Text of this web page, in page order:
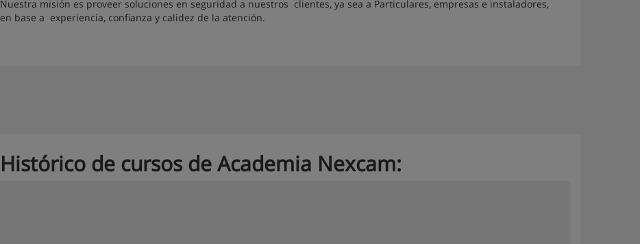
Nuestra misión es proveer soluciones en seguridad a nuestros clientes, ya sea a Particulares, empresas e instaladores,
en base a experiencia, confianza y calidez de la atención.
Histórico de cursos de Academia Nexcam: